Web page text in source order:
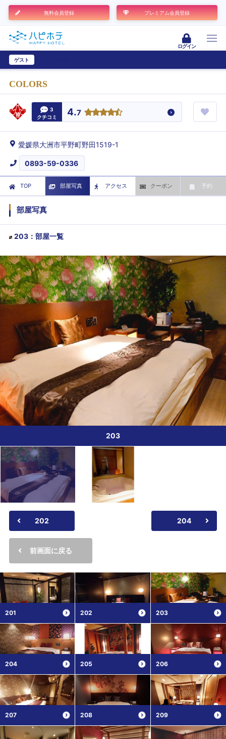
無料会員登録 プレミアム会員登録
ログイン
ゲスト
COLORS
3
クチコミ
4.7
愛媛県大洲市平野町野田1519-1
0893-59-0336
TOP 部屋写真 アクセス クーポン 予約
部屋写真
203 ： 部屋一覧
203
202 204
前画面に戻る
201 202 203
204 205 206
207 208 209